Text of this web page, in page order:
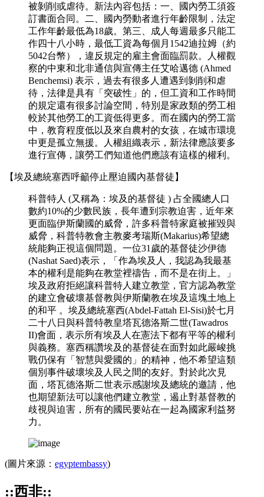
被剝削或虐待。新法內容包括：一、國內勞工須簽
訂書面合同。二、國內勞動者進行年齡限制，法定
工作年齡最低為18歲。第三、成人每週最多只能工
作四十八小時，最低工資為每個月1542迪拉姆（約
5042台幣），違反規定的雇主會面臨罰款。人權觀
察的中東和北非通信與宣傳主任艾哈邁德 (Ahmed
Benchemsi) 表示，過去有很多人遭遇到剝削和虐
待，法律是具有「突破性」的，但工資和工作時間
的規定還有很多討論空間，特別是家政類的勞工相
較於其他勞工的工資低得更多。而在國內的勞工當
中，教育程度低以及來自農村的女孩，在城市環境
中更是孤立無援。人權組織表示，新法律應該要多
進行宣傳，讓勞工們知道他們應該有這樣的權利。
【埃及總統塞西呼籲停止壓迫國內基督徒】
科普特人 (又稱為：埃及的基督徒 ) 占全國總人口
數約10%的少數民族，長年遭到宗教迫害，近年來
更面臨伊斯蘭國的威脅，許多科普特家庭被摧毀與
威脅，科普特教會主教麥考瑞斯(Makarius)希望總
統能夠正視這個問題。一位31歲的基督徒沙伊德
(Nashat Saed)表示，「作為埃及人，我認為我最基
本的權利是能夠在教堂裡禱告，而不是在街上。」
埃及政府拒絕讓科普特人建立教堂，官方認為教堂
的建立會破壞基督教與伊斯蘭教在埃及這塊土地上
的和平 。埃及總統塞西(Abdel-Fattah El-Sisi)於七月
二十八日與科普特教皇塔瓦德洛斯二世(Tawadros
II)會面，表示所有埃及人在憲法下都有平等的權利
與義務。塞西稱讚埃及的基督徒在面對如此嚴峻挑
戰仍保有「智慧與愛國的」的精神，他不希望這類
個別事件破壞埃及人民之間的友好。對於此次見
面，塔瓦德洛斯二世表示感謝埃及總統的邀請，他
也期望新法可以讓他們建立教堂，遏止對基督教的
歧視與迫害，所有的國民要站在一起為國家利益努
力。
(圖片來源： egyptembassy)
::西非::